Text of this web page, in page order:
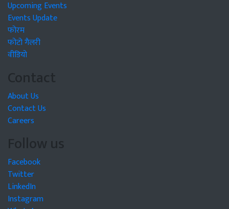
Upcoming Events
Events Update
फोरम
फोटो गैलरी
वीडियो
Contact
About Us
Contact Us
Careers
Follow us
Facebook
Twitter
LinkedIn
Instagram